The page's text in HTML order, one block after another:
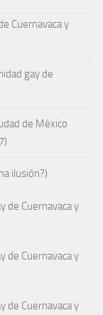
Cuernavaca y
gay de
de México
ilusión?)
de Cuernavaca y
de Cuernavaca y
de Cuernavaca y